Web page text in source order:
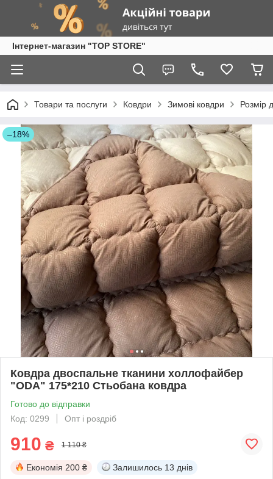
Інтернет-магазин "TOP STORE"
Товари та послуги Ковдри Зимові ковдри Розмір
–18%
Ковдра двоспальне тканини холлофайбер
"ODA" 175*210 Стьобана ковдра
Готово до відправки
Код: 0299
Опт і роздріб
910 ₴ 1 110 ₴
Економія 200 ₴ Залишилось 13 днів